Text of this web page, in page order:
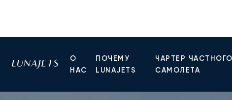
О
НАС
ПОЧЕМУ
LUNAJETS
ЧАРТЕР ЧАСТНОГО
САМОЛЕТА